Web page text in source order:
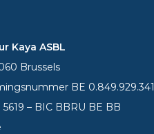
Kaya ASBL
Brussels
BE 0.849.929.341
5619 – BIC BBRU BE BB